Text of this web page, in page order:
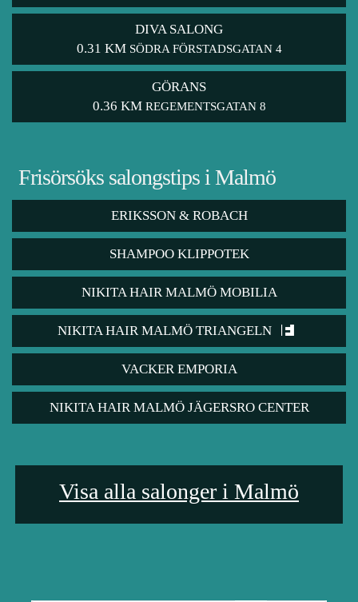
DIVA SALONG
0.31 KM SÖDRA FÖRSTADSGATAN 4
GÖRANS
0.36 KM REGEMENTSGATAN 8
Frisörsöks salongstips i Malmö
ERIKSSON & ROBACH
SHAMPOO KLIPPOTEK
NIKITA HAIR MALMÖ MOBILIA
NIKITA HAIR MALMÖ TRIANGELN
VACKER EMPORIA
NIKITA HAIR MALMÖ JÄGERSRO CENTER
Visa alla salonger i Malmö